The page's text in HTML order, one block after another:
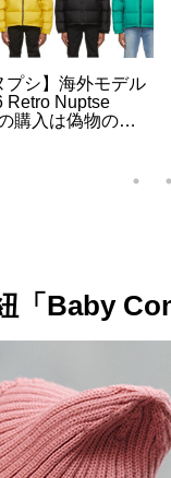
【2023FW】バ
トジャケット
の予約・抽選・
「Baby